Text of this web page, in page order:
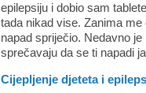
epilepsiju i dobio sam
tada nikad vise. Zanima
napad spriječio. Nedavno
sprečavaju da se ti napadi
Cijepljenje djeteta i